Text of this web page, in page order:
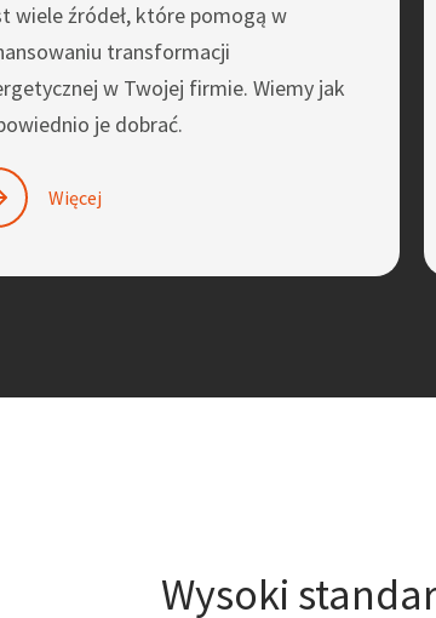
wiele źródeł, które pomogą w
transformacji
w Twojej firmie. Wiemy jak
je dobrać.
Więcej
Wysoki